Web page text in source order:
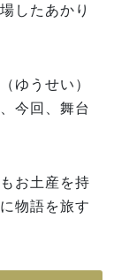
したあかり
ゆうせい）
今回、舞台
お土産を持
物語を旅す